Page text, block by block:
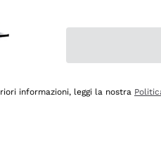
lo consiglio! 👍
informazioni, leggi la nostra